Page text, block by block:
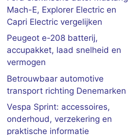
Mach-E, Explorer Electric en
Capri Electric vergelijken
Peugeot e-208 batterij,
accupakket, laad snelheid en
vermogen
Betrouwbaar automotive
transport richting Denemarken
Vespa Sprint: accessoires,
onderhoud, verzekering en
praktische informatie